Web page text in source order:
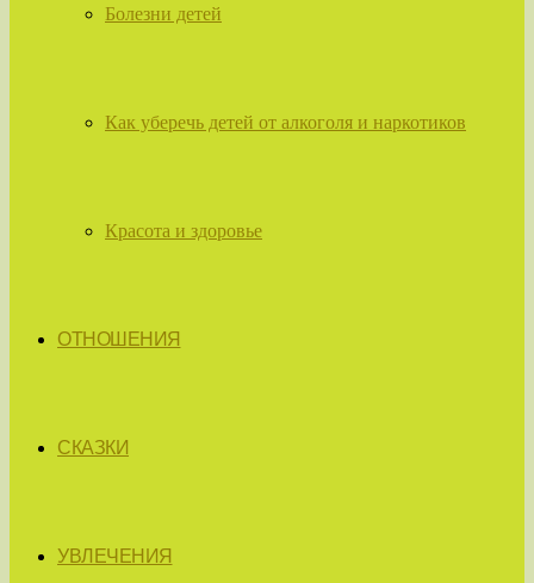
Болезни детей
Как уберечь детей от алкоголя и наркотиков
Красота и здоровье
ОТНОШЕНИЯ
СКАЗКИ
УВЛЕЧЕНИЯ